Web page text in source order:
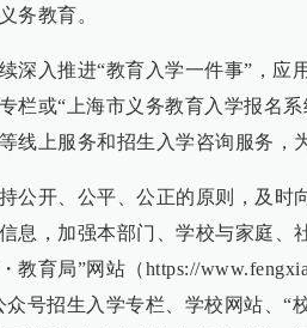
务教育。
续深入推进“教育入学一件事”，应
栏或“上海市义务教育入学报名系
线上服务和招生入学咨询服务，
持公开、公平、公正的原则，及
息，加强本部门、学校与家庭、
教育局”网站（https://
众号招生入学专栏、学校网站、“